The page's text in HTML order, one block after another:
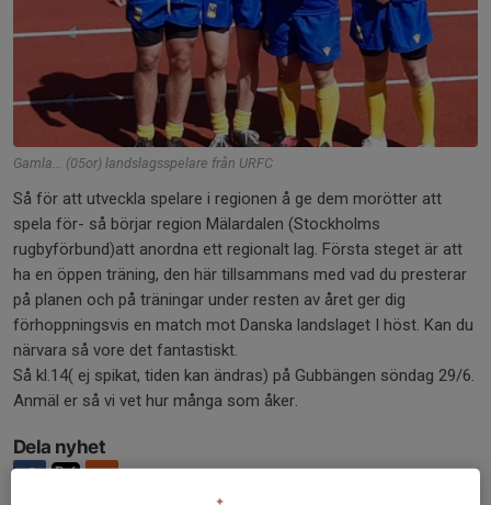
Gamla... (05or) landslagsspelare från URFC
Så för att utveckla spelare i regionen å ge dem morötter att
spela för- så börjar region Mälardalen (Stockholms
rugbyförbund)att anordna ett regionalt lag. Första steget är att
ha en öppen träning, den här tillsammans med vad du presterar
på planen och på träningar under resten av året ger dig
förhoppningsvis en match mot Danska landslaget I höst. Kan du
närvara så vore det fantastiskt.
Så kl.14( ej spikat, tiden kan ändras) på Gubbängen söndag 29/6.
Anmäl er så vi vet hur många som åker.
Dela nyhet